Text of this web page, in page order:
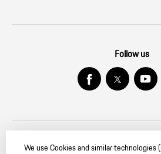
Follow us
© 2026 Dr. Ing. h.c. F. Porsche AG. —
We use Cookies and similar technologies